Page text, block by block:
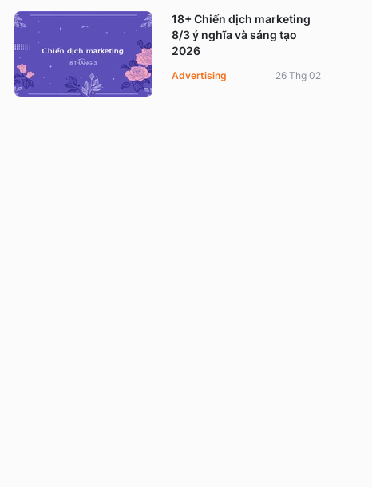
18+ Chiến dịch marketing
8/3 ý nghĩa và sáng tạo
2026
Advertising 26 Thg 02